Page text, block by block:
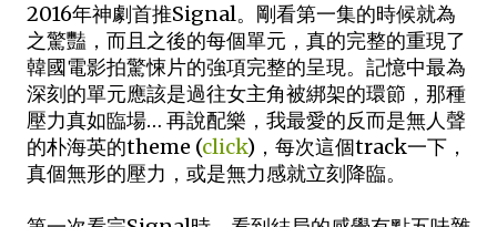
2016年神劇首推Signal。剛看第一集的時候就為
之驚豔，而且之後的每個單元，真的完整的重現了
韓國電影拍驚悚片的強項完整的呈現。記憶中最為
深刻的單元應該是過往女主角被綁架的環節，那種
壓力真如臨場… 再說配樂，我最愛的反而是無人聲
的朴海英的theme (click)，每次這個track一下，
真個無形的壓力，或是無力感就立刻降臨。